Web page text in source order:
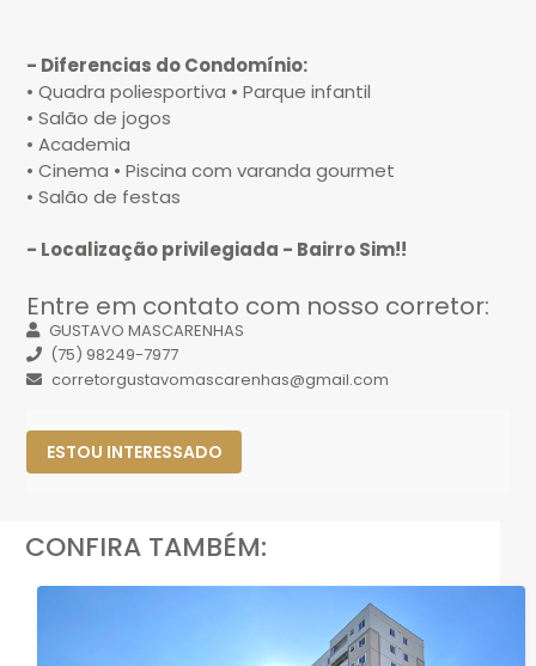
- Diferencias do Condomínio:
• Quadra poliesportiva • Parque infantil
• Salão de jogos
• Academia
• Cinema • Piscina com varanda gourmet
• Salão de festas
- Localização privilegiada - Bairro Sim!!
Entre em contato com nosso corretor:
GUSTAVO MASCARENHAS
(75) 98249-7977
corretorgustavomascarenhas@gmail.com
ESTOU INTERESSADO
CONFIRA TAMBÉM: